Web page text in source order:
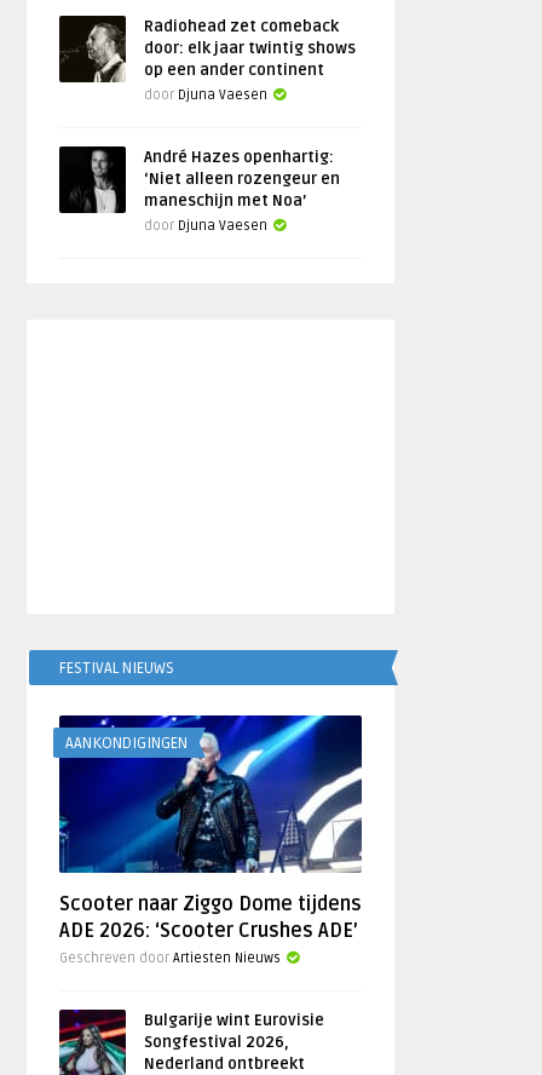
Radiohead zet comeback
door: elk jaar twintig shows
op een ander continent
door Djuna Vaesen
André Hazes openhartig:
‘Niet alleen rozengeur en
maneschijn met Noa’
door Djuna Vaesen
FESTIVAL NIEUWS
AANKONDIGINGEN
Scooter naar Ziggo Dome tijdens
ADE 2026: ‘Scooter Crushes ADE’
Geschreven doorArtiesten Nieuws
Bulgarije wint Eurovisie
Songfestival 2026,
Nederland ontbreekt